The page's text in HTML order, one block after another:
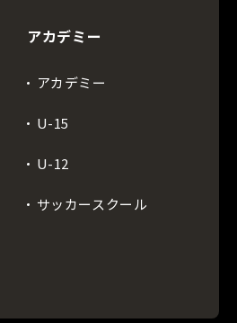
アカデミー
アカデミー
U-15
U-12
サッカースクール